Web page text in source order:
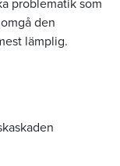
problematik som
den
lämplig.